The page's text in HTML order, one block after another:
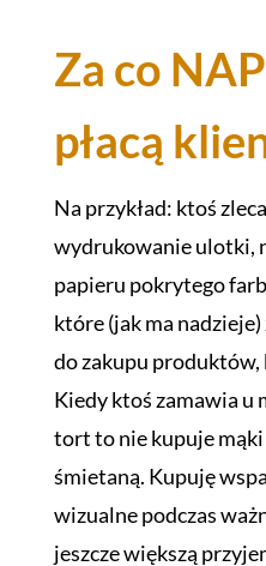
Za co
płacą
Na przykład: ktoś
wydrukowanie ulotki,
papieru pokrytego
które (jak ma
do zakupu
Kiedy ktoś zamawia u
tort to nie kupuje mąki
śmietaną. Kupuję
wizualne podczas
jeszcze większą